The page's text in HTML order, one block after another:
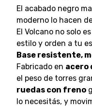
El acabado negro
moderno lo hacen
El Volcano no solo
estilo y orden a tu
Base resistente,
Fabricado en acero
el peso de torres
ruedas con freno
lo necesitás, y